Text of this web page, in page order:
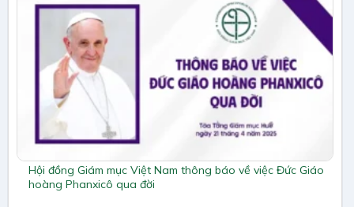
Hội đồng Giám mục Việt Nam thông báo về việc Đức Giáo
hoàng Phanxicô qua đời